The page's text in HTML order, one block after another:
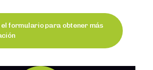
el formulario para obtener más